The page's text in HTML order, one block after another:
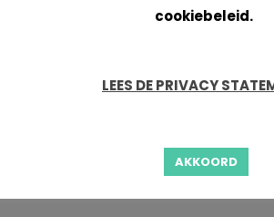
cookiebeleid.
LEES DE PRIVACY
AKKOORD